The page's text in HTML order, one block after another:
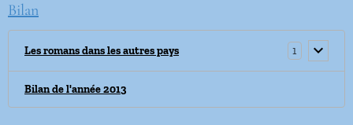
Bilan
Les romans dans les autres pays 1
Bilan de l'année 2013